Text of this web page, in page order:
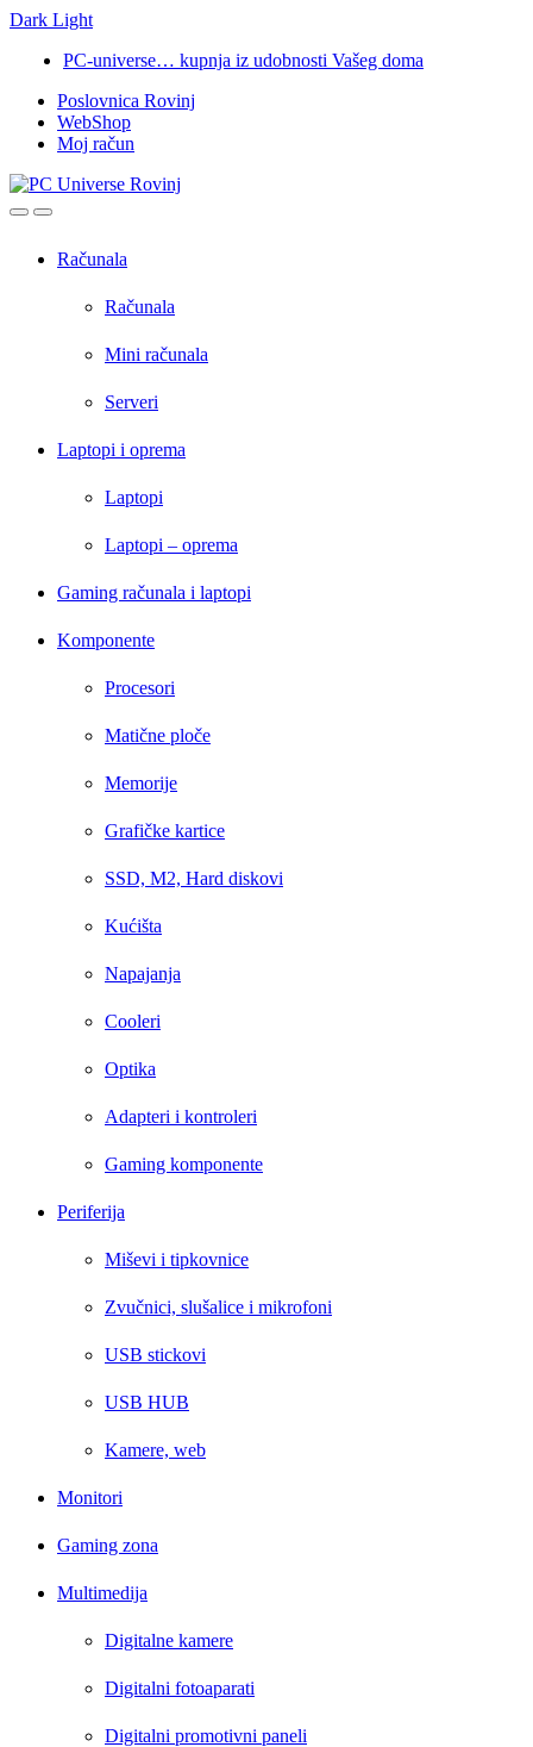
Dark Light
navigation
content
PC-universe… kupnja iz udobnosti Vašeg doma
Poslovnica Rovinj
WebShop
Moj račun
OpenClose
Računala
Računala
Mini računala
Serveri
Laptopi i oprema
Laptopi
Laptopi – oprema
Gaming računala i laptopi
Komponente
Procesori
Matične ploče
Memorije
Grafičke kartice
SSD, M2, Hard diskovi
Kućišta
Napajanja
Cooleri
Optika
Adapteri i kontroleri
Gaming komponente
Periferija
Miševi i tipkovnice
Zvučnici, slušalice i mikrofoni
USB stickovi
USB HUB
Kamere, web
Monitori
Gaming zona
Multimedija
Digitalne kamere
Digitalni fotoaparati
Digitalni promotivni paneli